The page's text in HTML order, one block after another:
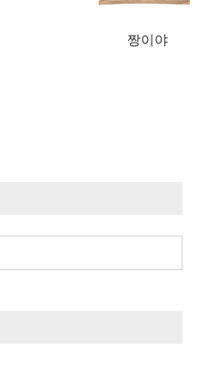
짱이야